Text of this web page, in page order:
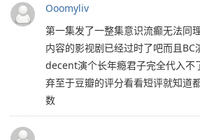
Ooomyliv
第一集发了一整集意识流癫无法同
内容的影视剧已经过时了吧而且BC
decent演个长年瘾君子完全代入不
弃至于豆瓣的评分看看短评就知道
数